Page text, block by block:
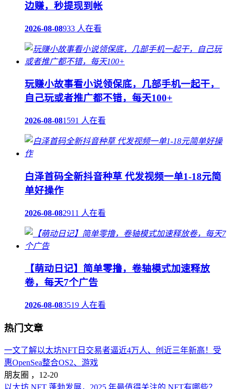
边赚，秒提现到帐
2026-08-08933 人在看
玩赚小故事看小说领保底，几部手机一起干，
自己玩或者推广都不错，每天100+
2026-08-081591 人在看
白泽首码全新抖音种草 代发视频一单1-18元简
单好操作
2026-08-082911 人在看
【萌动日记】简单零撸，卷轴模式加速释放
卷，每天7个广告
2026-08-083519 人在看
热门文章
一文了解以太坊NFT日交易者逼近4万人、创近三年新高！受
惠OpenSea整合OS2、游戏
朋友圈 ， 12-20